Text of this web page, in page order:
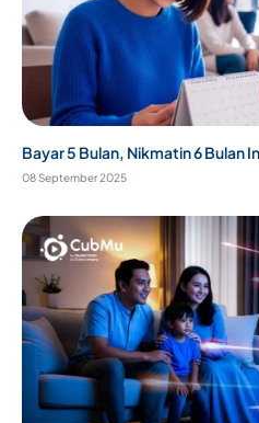
Bayar 5 Bulan, Nikmatin 6 Bulan
08 September 2025